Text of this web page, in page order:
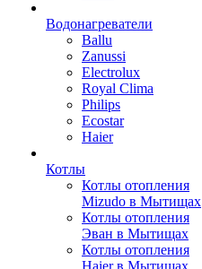
Водонагреватели
Ballu
Zanussi
Electrolux
Royal Clima
Philips
Ecostar
Haier
Котлы
Котлы отопления
Mizudo в Мытищах
Котлы отопления
Эван в Мытищах
Котлы отопления
Haier в Мытищах